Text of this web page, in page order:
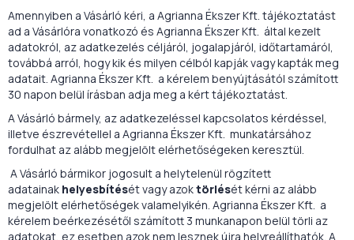
Amennyiben a Vásárló kéri, a Agrianna Ékszer Kft. tájékoztatást
ad a Vásárlóra vonatkozó és Agrianna Ékszer Kft. által kezelt
adatokról, az adatkezelés céljáról, jogalapjáról, időtartamáról,
továbbá arról, hogy kik és milyen célból kapják vagy kapták meg
adatait. Agrianna Ékszer Kft. a kérelem benyújtásától számított
30 napon belül írásban adja meg a kért tájékoztatást.
A Vásárló bármely, az adatkezeléssel kapcsolatos kérdéssel,
illetve észrevétellel a Agrianna Ékszer Kft. munkatársához
fordulhat az alább megjelölt elérhetőségeken keresztül.
A Vásárló bármikor jogosult a helytelenül rögzített
adatainak helyesbítését vagy azoktörlését kérni az alább
megjelölt elérhetőségek valamelyikén. Agrianna Ékszer Kft. a
kérelem beérkezésétől számított 3 munkanapon belül törli az
adatokat, ez esetben azok nem lesznek újra helyreállíthatók. A